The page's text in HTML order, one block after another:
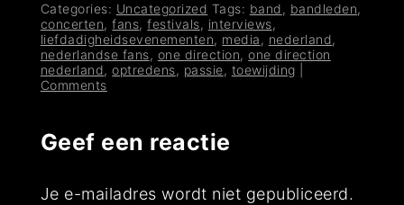
Categories: Uncategorized Tags: band , bandleden,
concerten,fans,festivals, interviews,
liefdadigheidsevenementen, media , nederland,
nederlandse fans, one direction,one direction
nederland,optredens, passie, toewijding
Comments
Geef een reactie
Je e-mailadres wordt niet gepubliceerd.